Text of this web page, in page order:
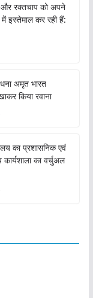
और रक्तचाप को अपने
इस्तेमाल कर रही हैं:
अमृत भारत
किया रवाना
का प्रशासनिक एवं
का वर्चुअल